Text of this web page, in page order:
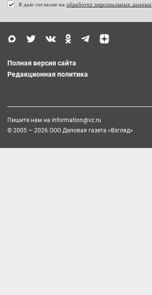
Я даю согласие на обработку персональных данных
Полная версия сайта
Редакционная политика
Пишите нам на information@vz.ru
© 2005 — 2026 ООО Деловая газета «Взгляд»